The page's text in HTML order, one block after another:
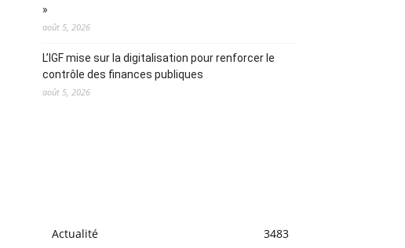
»
août 5, 2026
L’IGF mise sur la digitalisation pour renforcer le
contrôle des finances publiques
août 5, 2026
Actualité
3483